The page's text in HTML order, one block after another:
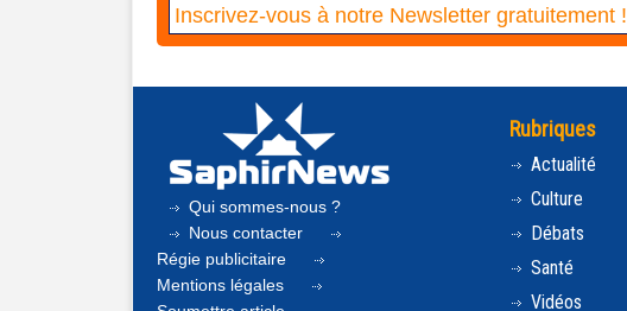
Qui sommes-nous ?
Nous contacter
Régie publicitaire
Mentions légales
Rubriques
Actualité
Culture
Débats
Santé
Vidéos